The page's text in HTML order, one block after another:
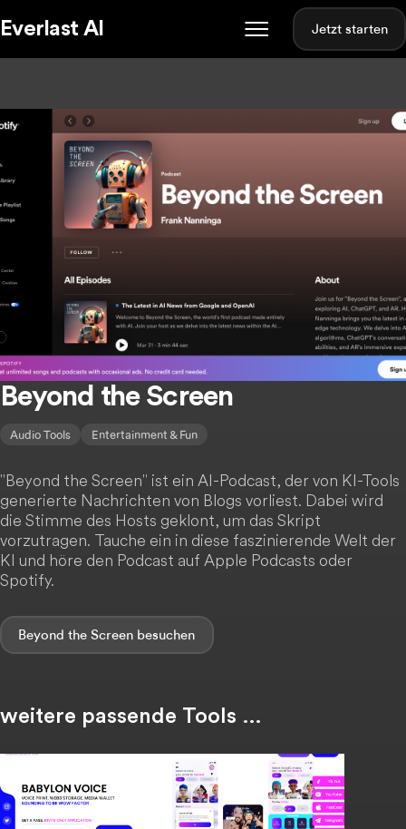
Everlast AI Jetzt starten
Beyond the Screen
Audio Tools Entertainment & Fun
"Beyond the Screen" ist ein AI-Podcast, der von KI-Tools
generierte Nachrichten von Blogs vorliest. Dabei wird
die Stimme des Hosts geklont, um das Skript
vorzutragen. Tauche ein in diese faszinierende Welt der
KI und höre den Podcast auf Apple Podcasts oder
Spotify.
Beyond the Screen
weitere passende Tools …